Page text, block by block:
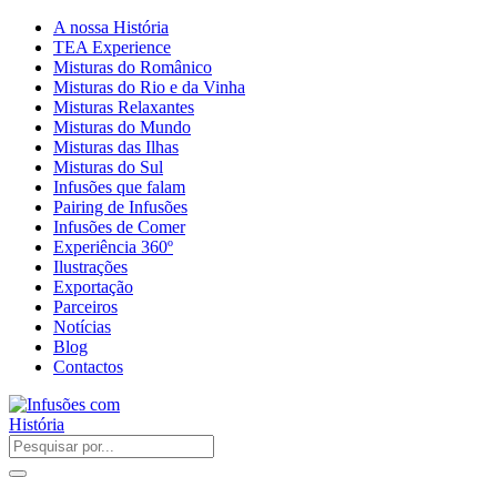
A nossa História
TEA Experience
Misturas do Românico
Misturas do Rio e da Vinha
Misturas Relaxantes
Misturas do Mundo
Misturas das Ilhas
Misturas do Sul
Infusões que falam
Pairing de Infusões
Infusões de Comer
Experiência 360º
Ilustrações
Exportação
Parceiros
Notícias
Blog
Contactos